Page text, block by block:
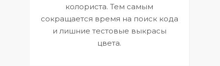
колориста. Тем самым
сокращается время на поиск кода
и лишние тестовые выкрасы
цвета.